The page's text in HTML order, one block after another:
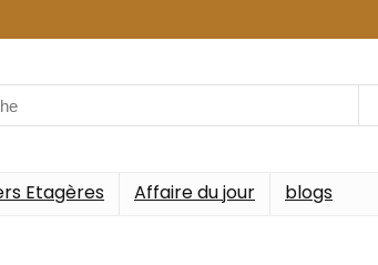
Etagères Affaire du jour blogs